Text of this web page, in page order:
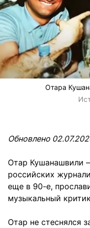
Отара
Обновлено
Отар Кушанашвили
российских
еще в 90-е,
музыкальный
Отар не стеснялся